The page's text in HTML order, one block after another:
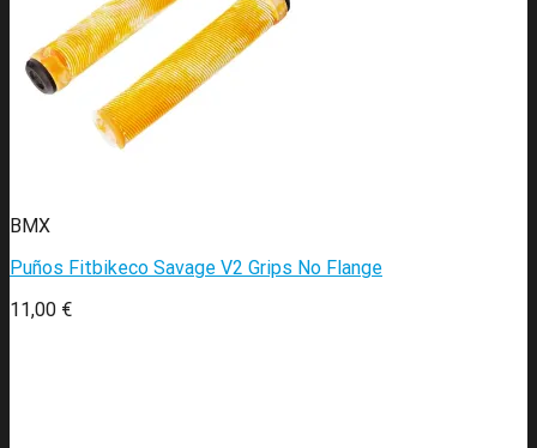
BMX
Puños Fitbikeco Savage V2 Grips No Flange
11,00 €